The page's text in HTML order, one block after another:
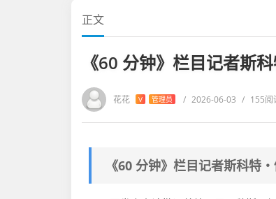
正文
《60 分钟》栏目记者斯
花花 V 管理员 / 2026-06-03 / 155阅
《60 分钟》栏目记者斯科特